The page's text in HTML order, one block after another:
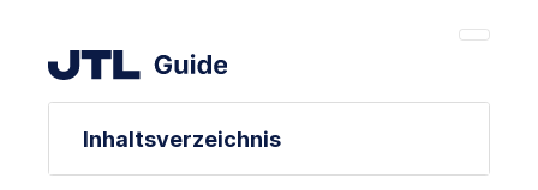
Inhaltsverzeichnis